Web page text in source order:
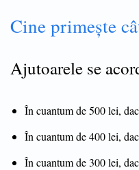
Cine primește
Ajutoarele se
În cuantum de 500 lei,
În cuantum de 400 lei,
În cuantum de 300 lei,